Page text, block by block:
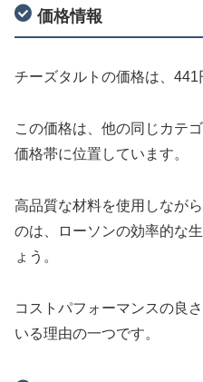
価格情報
チーズタルトの価格は、441
この価格は、他の同じカテ
価格帯に位置しています。
高品質な材料を使用しなが
のは、ローソンの効率的な
ょう。
コストパフォーマンスの良
いる理由の一つです。